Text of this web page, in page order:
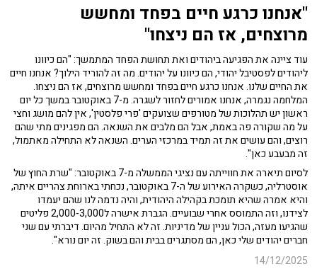
"אנחנו כרגע חיים בפחד ומחשש
מרוצחים, אז הם ניצחו"
עוד ציינה את הפגיעה ביהודים ואת תחושת הפחד המתמשך: "הם כיוונו
ליהודים לפסטיבל יהודי, הם כיוונו על יהודים. מה זה להוריד הילוך? אנחנו חיים
את החיים שלנו. אנחנו כרגע חיים בפחד ומחשש מרוצחים, אז הם ניצחו.
המלחמה נגמרה, אנחנו אמורים לחזור לשגרה. מ-7 באוקטובר במשך כל יום
ראשון יש תהלוכות של מטורפים שצועקים 'פרי פלסטין', אין להם מושג וחצי
על מה שקורה פה באמת, אבל הם מלבים את השנאה. הם מפגינים מתי שהם
רוצים, והם עושים את זה תמיד במרכזי הערים. השנאה לא התחילה מאתמול,
זה מבעבע כאן".
לסיום תיארה את חווייתה עם נציגי הממשלה מ-7 באוקטובר: "שרת החוץ של
אוסטרליה, כשקרה האירוע של ה-7 באוקטובר, נכחתי בארוחת צהריים איתה,
והיא אמרה שהיא תומכת בקהילה היהודית, והיה נדמה לנו שהם יעמדו
לצידנו, וזה התמוסס אחרי שבועיים. הגברת אישרה ל2,000-3,000 פליטים
שהגיעו מעזה, הכול עניין של מדיניות. זה לא התחיל מהיום. דיברתי עם שני
חברים יהודים שלי כאן, הם מסתגרים בבית והם בשוק. זה יום נורא".
14/12/2025